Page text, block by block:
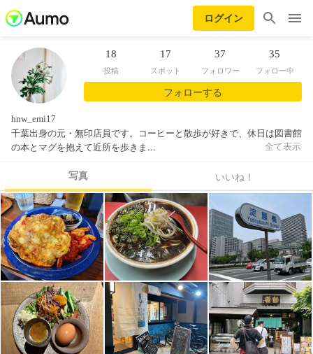
ログイン
18
投稿
17
スポット
37
フォロワー
35
フォロー中
フォローする
hnw_emi17
千葉出身の元・無印店員です。コーヒーと散歩が好きで、休日は図書館
の本とマグを抱えて近所を歩きま...
全て表示
写真 いいね！